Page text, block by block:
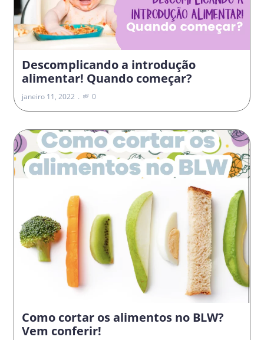
Descomplicando a introdução
alimentar! Quando começar?
janeiro 11, 2022 0
Como cortar os alimentos no BLW?
Vem conferir!